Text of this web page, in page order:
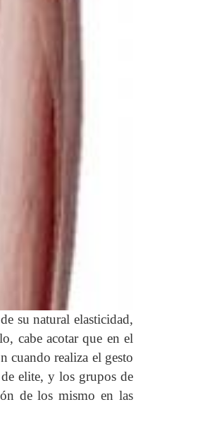
su natural elasticidad,
cabe acotar que en el
cuando realiza el gesto
elite, y los grupos de
de los mismo en las